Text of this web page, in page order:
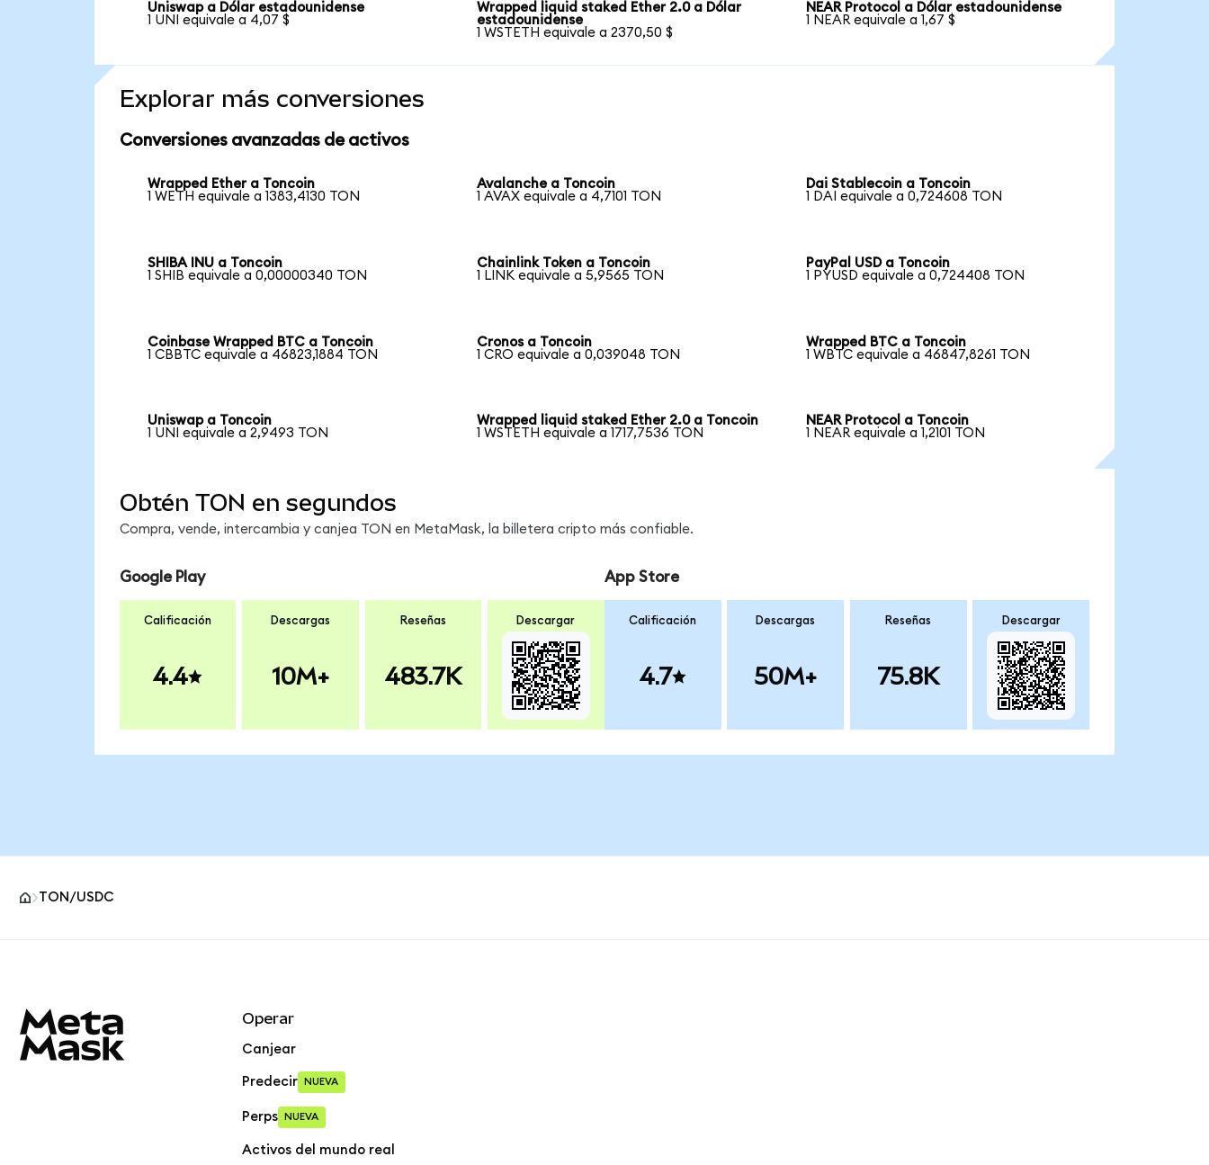
Uniswap a Dólar estadounidense
1 UNI equivale a 4,07 $
Wrapped liquid staked Ether 2.0 a Dólar
estadounidense
1 WSTETH equivale a 2370,50 $
NEAR Protocol a Dólar estadounidense
1 NEAR equivale a 1,67 $
Explorar más conversiones
Conversiones avanzadas de activos
Wrapped Ether a Toncoin
1 WETH equivale a 1383,4130 TON
Avalanche a Toncoin
1 AVAX equivale a 4,7101 TON
Dai Stablecoin a Toncoin
1 DAI equivale a 0,724608 TON
SHIBA INU a Toncoin
1 SHIB equivale a 0,00000340 TON
Chainlink Token a Toncoin
1 LINK equivale a 5,9565 TON
PayPal USD a Toncoin
1 PYUSD equivale a 0,724408 TON
Coinbase Wrapped BTC a Toncoin
1 CBBTC equivale a 46823,1884 TON
Cronos a Toncoin
1 CRO equivale a 0,039048 TON
Wrapped BTC a Toncoin
1 WBTC equivale a 46847,8261 TON
Uniswap a Toncoin
1 UNI equivale a 2,9493 TON
Wrapped liquid staked Ether 2.0 a Toncoin
1 WSTETH equivale a 1717,7536 TON
NEAR Protocol a Toncoin
1 NEAR equivale a 1,2101 TON
Obtén TON en segundos
Compra, vende, intercambia y canjea TON en MetaMask, la billetera cripto más confiable.
Google Play
Calificación
4.4
Descargas
10M+
Reseñas
483.7K
Descargar
App Store
Calificación
4.7
Descargas
50M+
Reseñas
75.8K
Descargar
TON/USDC
Operar
Canjear
Predecir NUEVA
Perps NUEVA
Activos del mundo real